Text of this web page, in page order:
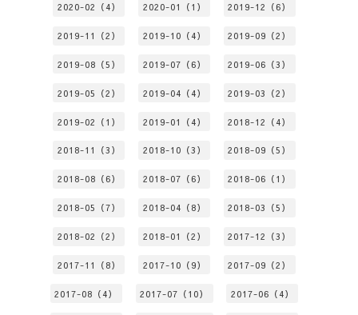
2020-02（4） 2020-01（1） 2019-12（6）
2019-11（2） 2019-10（4） 2019-09（2）
2019-08（5） 2019-07（6） 2019-06（3）
2019-05（2） 2019-04（4） 2019-03（2）
2019-02（1） 2019-01（4） 2018-12（4）
2018-11（3） 2018-10（3） 2018-09（5）
2018-08（6） 2018-07（6） 2018-06（1）
2018-05（7） 2018-04（8） 2018-03（5）
2018-02（2） 2018-01（2） 2017-12（3）
2017-11（8） 2017-10（9） 2017-09（2）
2017-08（4） 2017-07（10） 2017-06（4）